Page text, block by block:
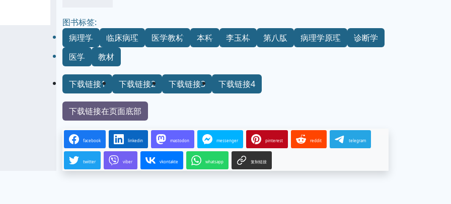
图书标签:
病理学
临床病理 医学教材 本科 李玉林 第八版 病理学原理
诊断学
医学
教材
下载链接1 下载链接2 下载链接3 下载链接4
下载链接在页面底部
facebook linkedin mastodon messenger pinterest reddit telegram
twitter viber vkontakte whatsapp 复制链接